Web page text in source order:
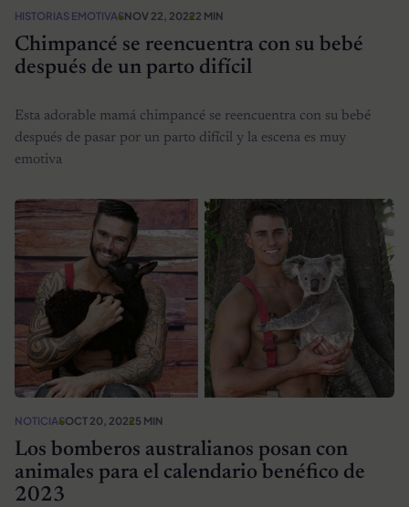
HISTORIAS EMOTIVASNOV 22, 20222 MIN
Chimpancé se reencuentra con su bebé
después de un parto difícil
Esta adorable mamá chimpancé se reencuentra con su bebé
después de pasar por un parto difícil y la escena es muy
emotiva
NOTICIASOCT 20, 20225 MIN
Los bomberos australianos posan con
animales para el calendario benéfico de
2023